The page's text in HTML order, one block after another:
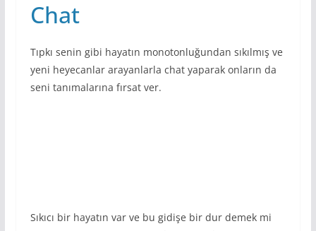
Chat
Tıpkı senin gibi hayatın monotonluğundan sıkılmış ve
yeni heyecanlar arayanlarla chat yaparak onların da
seni tanımalarına fırsat ver.
Sıkıcı bir hayatın var ve bu gidişe bir dur demek mi